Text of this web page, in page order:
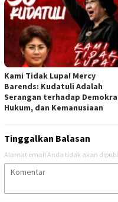
Kami Tidak Lupa! Mercy
Barends: Kudatuli Adalah
Serangan terhadap
Hukum, dan Kemanusiaan
Tinggalkan Balasan
Alamat email Anda tidak akan